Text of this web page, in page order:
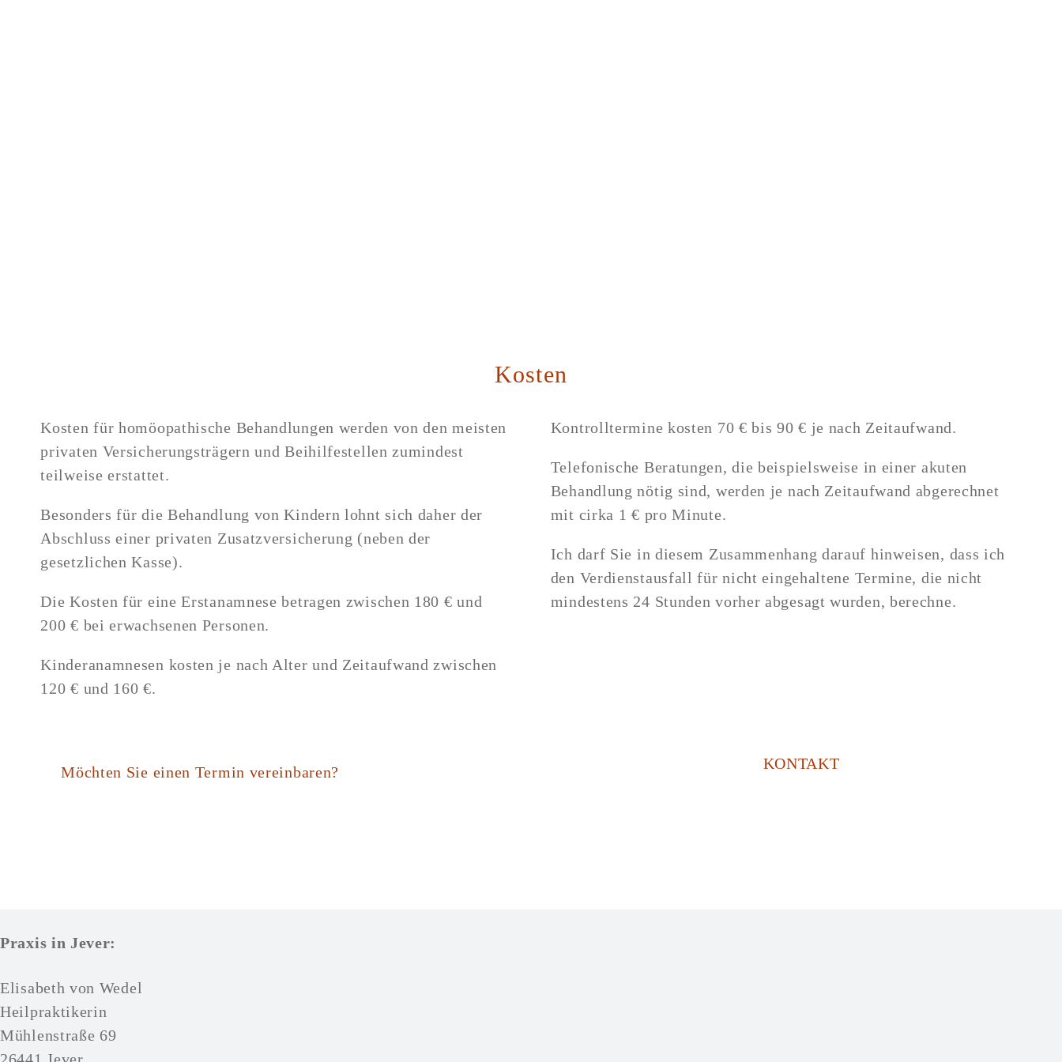
Kosten
Kosten für homöopathische Behandlungen werden von den meisten
privaten Versicherungsträgern und Beihilfestellen zumindest
teilweise erstattet.
Besonders für die Behandlung von Kindern lohnt sich daher der
Abschluss einer privaten Zusatzversicherung (neben der
gesetzlichen Kasse).
Die Kosten für eine Erstanamnese betragen zwischen 180 € und
200 € bei erwachsenen Personen.
Kinderanamnesen kosten je nach Alter und Zeitaufwand zwischen
120 € und 160 €.
Kontrolltermine kosten 70 € bis 90 € je nach Zeitaufwand.
Telefonische Beratungen, die beispielsweise in einer akuten
Behandlung nötig sind, werden je nach Zeitaufwand abgerechnet
mit cirka 1 € pro Minute.
Ich darf Sie in diesem Zusammenhang darauf hinweisen, dass ich
den Verdienstausfall für nicht eingehaltene Termine, die nicht
mindestens 24 Stunden vorher abgesagt wurden, berechne.
Möchten Sie einen Termin vereinbaren? KONTAKT
Praxis in Jever:
Elisabeth von Wedel
Heilpraktikerin
Mühlenstraße 69
26441 Jever